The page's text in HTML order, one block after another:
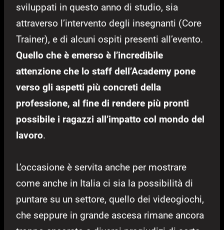
sviluppati in questo anno di studio, sia
attraverso l’intervento degli insegnanti (Core
Trainer), e di alcuni ospiti presenti all’evento.
Quello che è emerso è l’incredibile
attenzione che lo staff dell’Academy pone
verso gli aspetti più concreti della
professione, al fine di rendere più pronti
possibile i ragazzi all’impatto col mondo del
lavoro.
L’occasione è servita anche per mostrare
come anche in Italia ci sia la possibilità di
puntare su un settore, quello dei videogiochi,
che seppure in grande ascesa rimane ancora